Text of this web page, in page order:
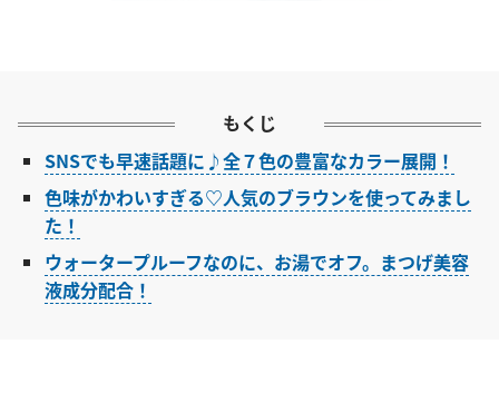
もくじ
SNSでも早速話題に♪全７色の豊富なカラー展開！
色味がかわいすぎる♡人気のブラウンを使ってみまし
た！
ウォータープルーフなのに、お湯でオフ。まつげ美容
液成分配合！